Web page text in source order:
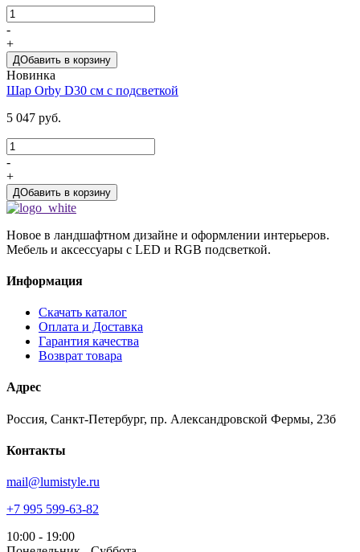
-
+
ДОбавить в корзину
Новинка
Шар Orby D30 см с подсветкой
5 047 руб.
-
+
ДОбавить в корзину
Новое в ландшафтном дизайне и оформлении интерьеров.
Мебель и аксессуары с LED и RGB подсветкой.
Информация
Скачать каталог
Оплата и Доставка
Гарантия качества
Возврат товара
Адрес
Россия, Санкт-Петербург, пр. Александровской Фермы, 23б
Контакты
mail@lumistyle.ru
+7 995 599-63-82
10:00 - 19:00